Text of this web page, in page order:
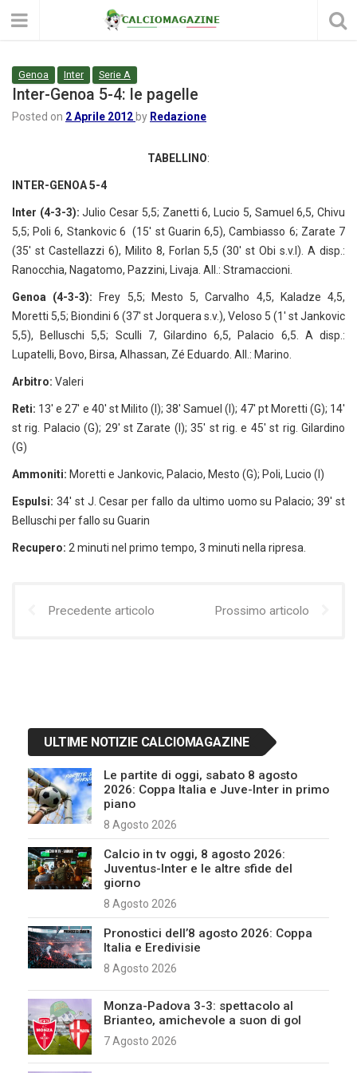
Genoa Inter Serie A
Inter-Genoa 5-4: le pagelle
Posted on 2 Aprile 2012 by Redazione
TABELLINO:
INTER-GENOA 5-4
Inter (4-3-3):Julio Cesar 5,5; Zanetti 6, Lucio 5, Samuel 6,5, Chivu
5,5; Poli 6, Stankovic 6 (15′ st Guarin 6,5), Cambiasso 6; Zarate 7
(35′ st Castellazzi 6), Milito 8, Forlan 5,5 (30′ st Obi s.v.l). A disp.:
Ranocchia, Nagatomo, Pazzini, Livaja. All.: Stramaccioni.
Genoa (4-3-3): Frey 5,5; Mesto 5, Carvalho 4,5, Kaladze 4,5,
Moretti 5,5; Biondini 6 (37′ st Jorquera s.v.), Veloso 5 (1′ st Jankovic
5,5), Belluschi 5,5; Sculli 7, Gilardino 6,5, Palacio 6,5. A disp.:
Lupatelli, Bovo, Birsa, Alhassan, Zé Eduardo. All.: Marino.
Arbitro: Valeri
Reti: 13′ e 27′ e 40′ st Milito (I); 38′ Samuel (I); 47′ pt Moretti (G); 14′
st rig. Palacio (G); 29′ st Zarate (I); 35′ st rig. e 45′ st rig. Gilardino
(G)
Ammoniti: Moretti e Jankovic, Palacio, Mesto (G); Poli, Lucio (I)
Espulsi: 34′ st J. Cesar per fallo da ultimo uomo su Palacio; 39′ st
Belluschi per fallo su Guarin
Recupero: 2 minuti nel primo tempo, 3 minuti nella ripresa.
Precedente articolo Prossimo articolo
ULTIME NOTIZIE CALCIOMAGAZINE
Le partite di oggi, sabato 8 agosto
2026: Coppa Italia e Juve-Inter in primo
piano
8 Agosto 2026
Calcio in tv oggi, 8 agosto 2026:
Juventus-Inter e le altre sfide del
giorno
8 Agosto 2026
Pronostici dell’8 agosto 2026: Coppa
Italia e Eredivisie
8 Agosto 2026
Monza-Padova 3-3: spettacolo al
Brianteo, amichevole a suon di gol
7 Agosto 2026